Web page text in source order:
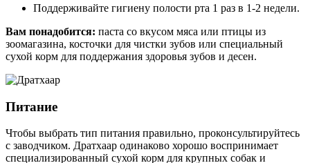
Поддерживайте гигиену полости рта 1 раз в 1-2 недели.
Вам понадобится: паста со вкусом мяса или птицы из
зоомагазина, косточки для чистки зубов или специальный
сухой корм для поддержания здоровья зубов и десен.
Питание
Чтобы выбрать тип питания правильно, проконсультируйтесь
с заводчиком. Дратхаар одинаково хорошо воспринимает
специализированный сухой корм для крупных собак и